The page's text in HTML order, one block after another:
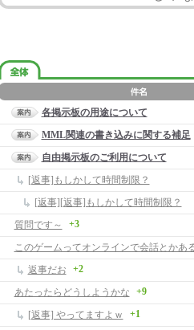
各掲示板の用途について
MML関連の書き込みに関する補足
自由掲示板のご利用について
[返事]もしかして時間制限？
[返事][返事]もしかして時間制限？
質問です～
+3
このゲームってオンラインで会話とかあ
返事だお
+2
あたったらどうしようかな +9
[返事] やってますよｗ +1